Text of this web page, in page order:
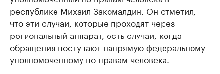
республике Михаил Закомалдин. Он отметил,
что эти случаи, которые проходят через
региональный аппарат, есть случаи, когда
обращения поступают напрямую федеральному
уполномоченному по правам человека.